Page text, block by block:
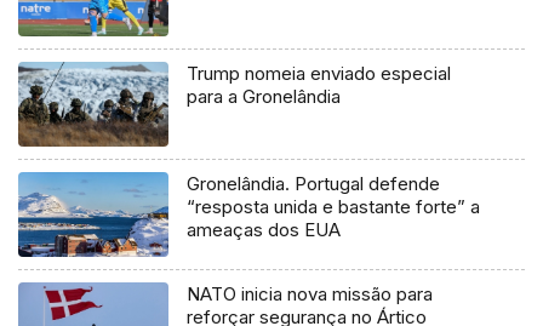
Trump nomeia enviado especial
para a Gronelândia
Gronelândia. Portugal defende
“resposta unida e bastante forte” a
ameaças dos EUA
NATO inicia nova missão para
reforçar segurança no Ártico